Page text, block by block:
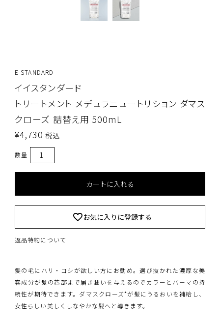
E STANDARD
イイスタンダード
トリートメント メデュラニュートリション ダマス
クローズ 詰替え用 500mL
¥4,730 税込
お気に入りに登録する
カートに入れる
返品特約について
髪の毛にハリ・コシが欲しい方にお勧め。選び抜かれた濃厚な美
容成分が髪の芯部まで届き潤いを与えるのでカラーとパーマの持
続性が期待できます。ダマスクローズ*が髪にうるおいを補給し、
女性らしい美しくしなやかな髪へと導きます。